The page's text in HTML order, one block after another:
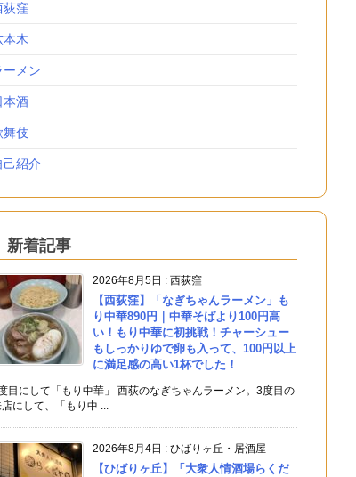
荻窪
本木
ーメン
本酒
舞伎
己紹介
新着記事
2026年8月5日 : 西荻窪
【西荻窪】「なぎちゃんラーメン」も
り中華890円｜中華そばより100円高
い！もり中華に初挑戦！チャーシュー
もしっかりゆで卵も入って、100円以上
に満足感の高い1杯でした！
目にして「もり中華」 西荻のなぎちゃんラーメン。3度目の
にして、「もり中 ...
2026年8月4日 : ひばりヶ丘・居酒屋
【ひばりヶ丘】「大衆人情酒場らくだ